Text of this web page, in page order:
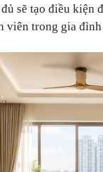
sẽ tạo điều kiện
viên trong gia